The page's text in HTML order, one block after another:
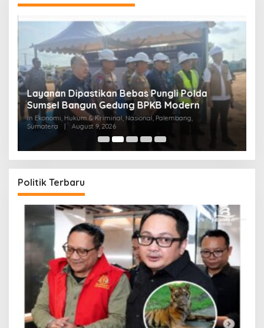
Layanan Dipastikan Bebas Pungli Polda
Sumsel Bangun Gedung BPKB Modern
In Ekonomi, Hukum & Kriminal, Nasional, Palembang,
Sumatera
August 9, 2026
Politik Terbaru